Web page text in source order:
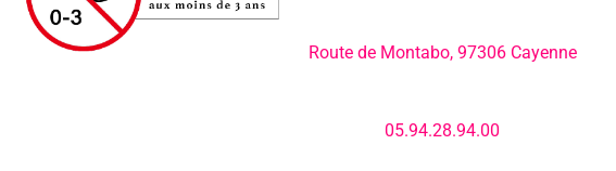
Route de Montabo, 97306 Cayenne
05.94.28.94.00